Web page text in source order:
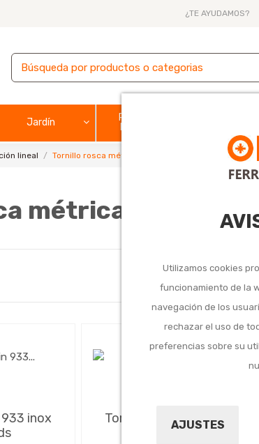
Utilizamos cookies
funcionamiento de la
navegación de los
rechazar el uso de
preferencias sobre su
AJUSTES
¿TE AYUDAMOS?
Jardín
Pintura y
lineal Tornillo rosca métrica inoxidable
métrica inoxidable
inox
Tornillo hexagonal din 933
a-2 12x100 50uds